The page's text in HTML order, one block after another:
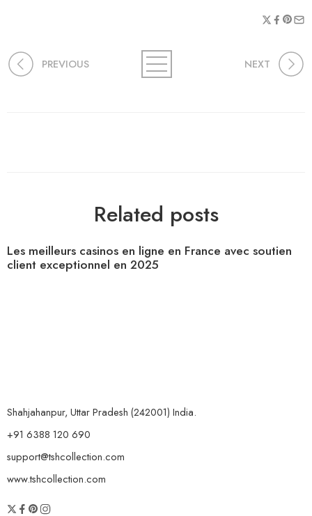
PREVIOUS NEXT
Related posts
Les meilleurs casinos en ligne en France avec soutien
client exceptionnel en 2025
Shahjahanpur, Uttar Pradesh (242001) India.
+91 6388 120 690
support@tshcollection.com
www.tshcollection.com